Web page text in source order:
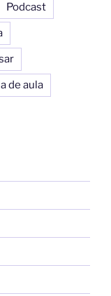
Podcast
de aula